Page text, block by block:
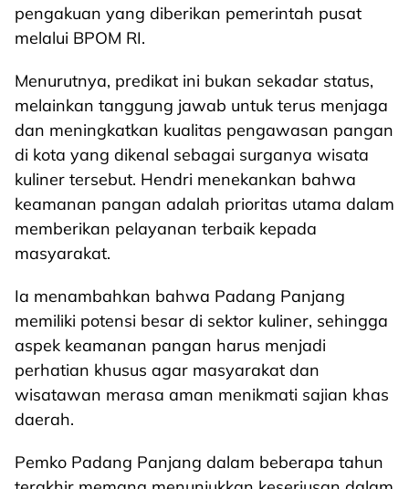
pengakuan yang diberikan pemerintah pusat
melalui BPOM RI.
Menurutnya, predikat ini bukan sekadar status,
melainkan tanggung jawab untuk terus menjaga
dan meningkatkan kualitas pengawasan pangan
di kota yang dikenal sebagai surganya wisata
kuliner tersebut. Hendri menekankan bahwa
keamanan pangan adalah prioritas utama dalam
memberikan pelayanan terbaik kepada
masyarakat.
Ia menambahkan bahwa Padang Panjang
memiliki potensi besar di sektor kuliner, sehingga
aspek keamanan pangan harus menjadi
perhatian khusus agar masyarakat dan
wisatawan merasa aman menikmati sajian khas
daerah.
Pemko Padang Panjang dalam beberapa tahun